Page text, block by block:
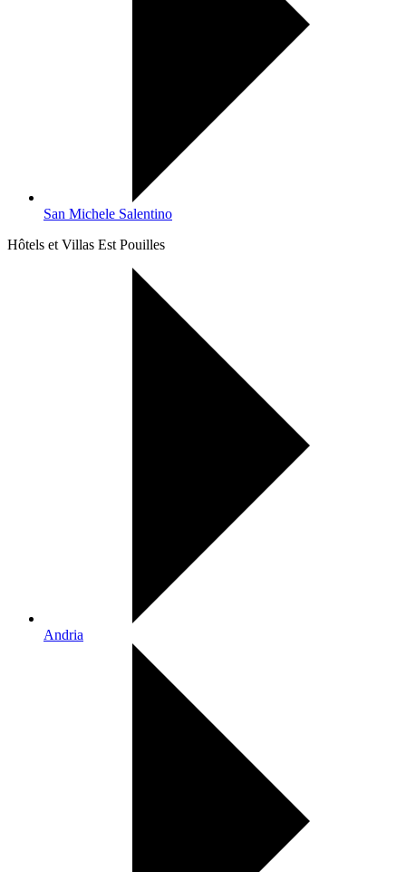
San Michele Salentino
Hôtels et Villas Est Pouilles
Andria